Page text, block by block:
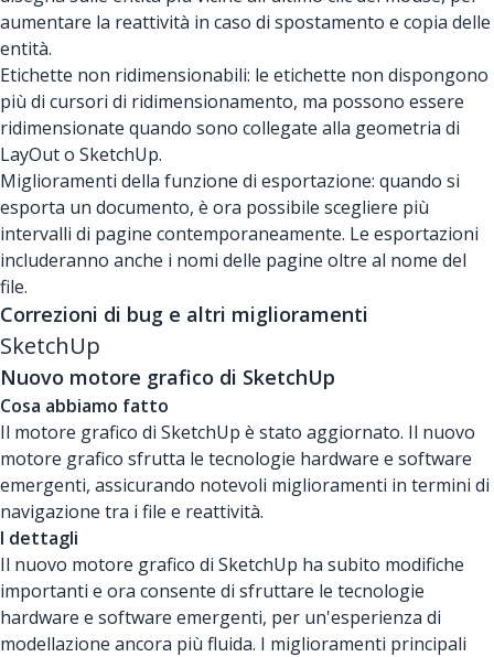
aumentare la reattività in caso di spostamento e copia delle
entità.
Etichette non ridimensionabili: le etichette non dispongono
più di cursori di ridimensionamento, ma possono essere
ridimensionate quando sono collegate alla geometria di
LayOut o SketchUp.
Miglioramenti della funzione di esportazione: quando si
esporta un documento, è ora possibile scegliere più
intervalli di pagine contemporaneamente. Le esportazioni
includeranno anche i nomi delle pagine oltre al nome del
file.
Correzioni di bug e altri miglioramenti
SketchUp
Nuovo motore grafico di SketchUp
Cosa abbiamo fatto
Il motore grafico di SketchUp è stato aggiornato. Il nuovo
motore grafico sfrutta le tecnologie hardware e software
emergenti, assicurando notevoli miglioramenti in termini di
navigazione tra i file e reattività.
I dettagli
Il nuovo motore grafico di SketchUp ha subito modifiche
importanti e ora consente di sfruttare le tecnologie
hardware e software emergenti, per un'esperienza di
modellazione ancora più fluida. I miglioramenti principali